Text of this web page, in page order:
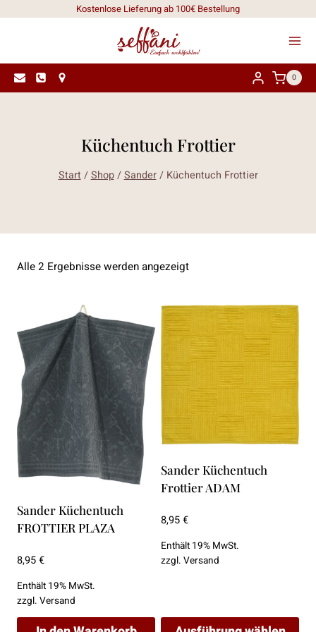
Kostenlose Lieferung ab 100€ Bestellung
0
Küchentuch Frottier
Start /Shop /Sander / Küchentuch Frottier
Alle 2 Ergebnisse werden angezeigtNach
sortiert
Sander Küchentuch
FROTTIER PLAZA
8,95€
Enthält 19% MwSt.
zzgl. Versand
Sander Küchentuch
Frottier ADAM
8,95€
Enthält 19% MwSt.
zzgl. Versand